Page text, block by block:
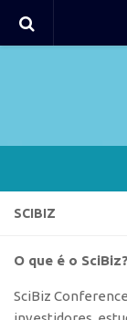
Agência
Polos
SCIBIZ
O que é o SciBiz?
SciBiz